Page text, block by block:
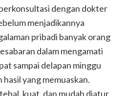
dengan dokter
menjadikannya
pribadi banyak orang
dalam mengamati
sampai delapan minggu
yang memuaskan.
kuat, dan mudah diatur